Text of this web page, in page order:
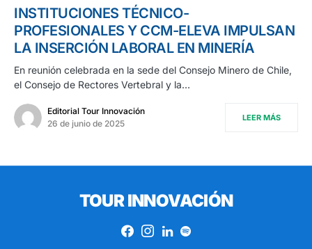
INSTITUCIONES TÉCNICO-
PROFESIONALES Y CCM-ELEVA IMPULSAN
LA INSERCIÓN LABORAL EN MINERÍA
En reunión celebrada en la sede del Consejo Minero de Chile,
el Consejo de Rectores Vertebral y la…
Editorial Tour Innovación
26 de junio de 2025
LEER MÁS
TOUR INNOVACIÓN